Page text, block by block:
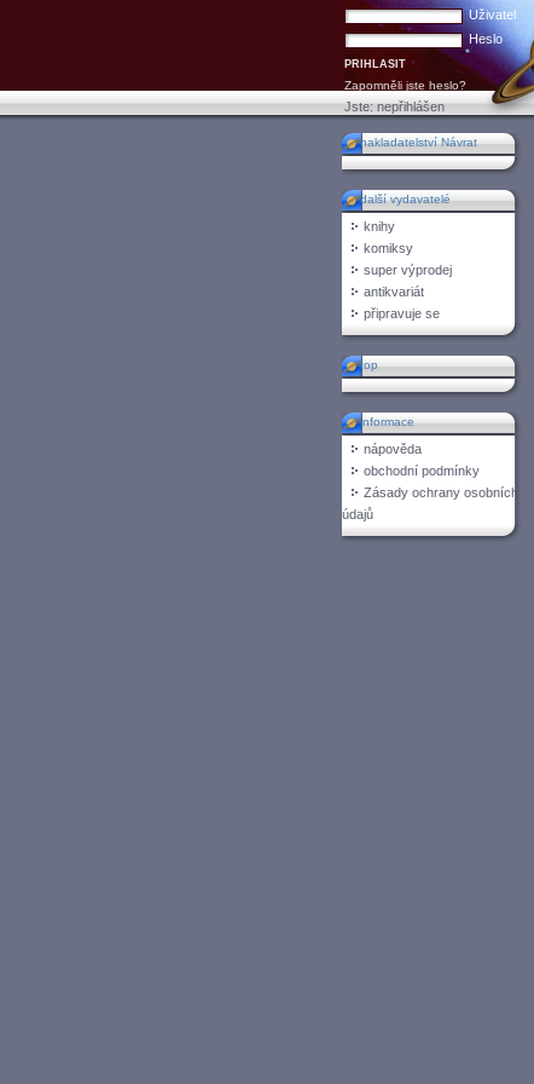
Uživatel
Heslo
Zapomněli jste heslo?
Jste:nepřihlášen
nakladatelství Návrat
další vydavatelé
knihy
komiksy
super výprodej
antikvariát
připravuje se
top
informace
nápověda
obchodní podmínky
Zásady ochrany osobních
údajů